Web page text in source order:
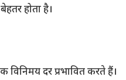
होता है।
दर प्रभावित करते हैं।